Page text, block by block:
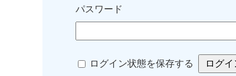
パスワード
ログイン状態を保存する